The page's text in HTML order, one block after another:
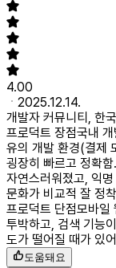
4.00
2025.12.14.
개발자 커뮤니티, 한
프로덕트 장점국내
유의 개발 환경(결제
굉장히 빠르고 정확
자연스러워졌고, 익
문화가 비교적 잘 정
프로덕트 단점모바일
투박하고, 검색 기능
도가 떨어질 때가 있
도움돼요